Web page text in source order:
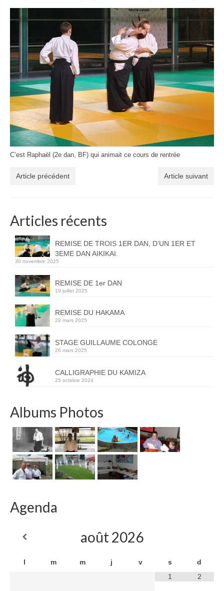
C’est Raphaël (2e dan, BF) qui animait ce cours de rentrée
Article précédent Article suivant
Articles récents
REMISE DE TROIS 1ER DAN, D’UN 1ER ET
3EME DAN AIKIKAI.
30 novembre 2025
REMISE DE 1er DAN
19 juillet 2025
REMISE DU HAKAMA
29 mars 2025
STAGE GUILLAUME COLONGE
26 mars 2025
CALLIGRAPHIE DU KAMIZA
25 octobre 2024
Albums Photos
Agenda
août 2026
l m m j v s
d
1
2